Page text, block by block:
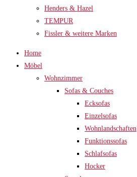
Henders & Hazel
TEMPUR
Fissler & weitere Marken
Home
Möbel
Wohnzimmer
Sofas & Couches
Ecksofas
Einzelsofas
Wohnlandschaften
Funktionssofas
Schlafsofas
Hocker